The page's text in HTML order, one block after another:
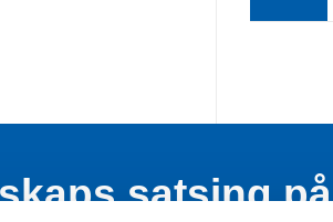
satsing på